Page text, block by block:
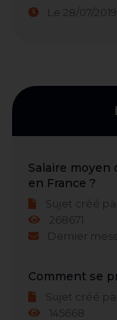
Le 28/07/
Salaire moyen
en France ?
Sujet créé par
268671
Dernier
Comment se
Sujet créé par
145668